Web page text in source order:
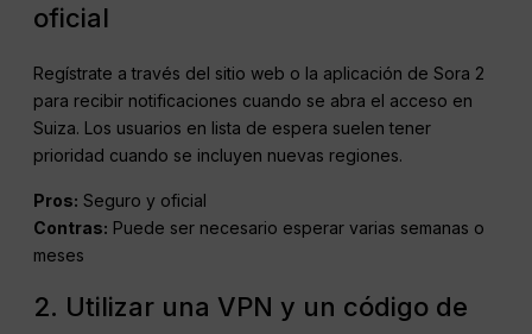
oficial
Regístrate a través del sitio web o la aplicación de Sora 2
para recibir notificaciones cuando se abra el acceso en
Suiza. Los usuarios en lista de espera suelen tener
prioridad cuando se incluyen nuevas regiones.
Pros: Seguro y oficial
Contras: Puede ser necesario esperar varias semanas o
meses
2. Utilizar una VPN y un código de